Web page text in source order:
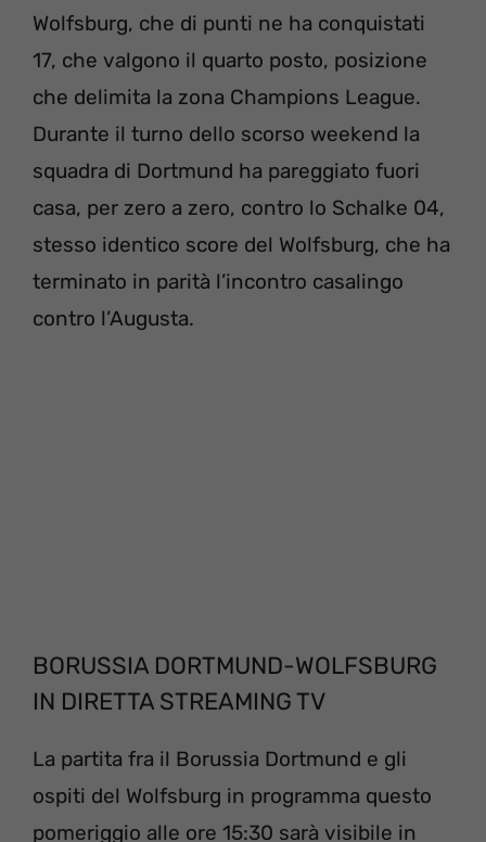
Wolfsburg, che di punti ne ha conquistati
17, che valgono il quarto posto, posizione
che delimita la zona Champions League.
Durante il turno dello scorso weekend la
squadra di Dortmund ha pareggiato fuori
casa, per zero a zero, contro lo Schalke 04,
stesso identico score del Wolfsburg, che ha
terminato in parità l’incontro casalingo
contro l’Augusta.
BORUSSIA DORTMUND-WOLFSBURG
IN DIRETTA STREAMING TV
La partita fra il Borussia Dortmund e gli
ospiti del Wolfsburg in programma questo
pomeriggio alle ore 15:30 sarà visibile in